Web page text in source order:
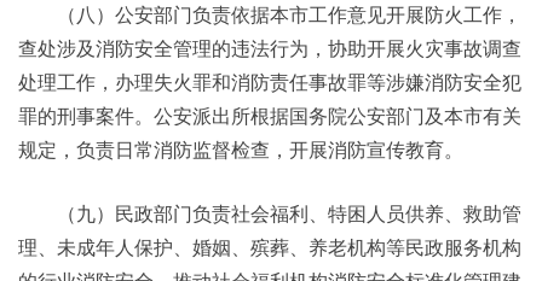
（八）公安部门负责依据本市工作意见开展防火工作，
查处涉及消防安全管理的违法行为，协助开展火灾事故调查
处理工作，办理失火罪和消防责任事故罪等涉嫌消防安全犯
罪的刑事案件。公安派出所根据国务院公安部门及本市有关
规定，负责日常消防监督检查，开展消防宣传教育。
（九）民政部门负责社会福利、特困人员供养、救助管
理、未成年人保护、婚姻、殡葬、养老机构等民政服务机构